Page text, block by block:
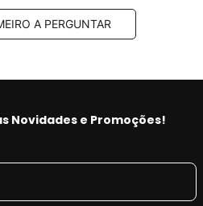
A PERGUNTAR
Novidades e Promoções!